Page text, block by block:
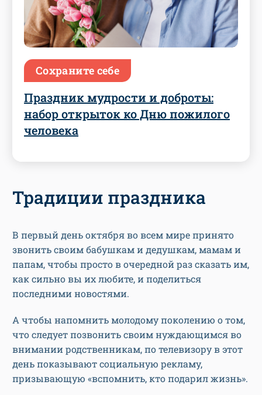
Сохраните себе
Праздник мудрости и доброты:
набор открыток ко Дню пожилого
человека
Традиции праздника
В первый день октября во всем мире принято
звонить своим бабушкам и дедушкам, мамам и
папам, чтобы просто в очередной раз сказать им,
как сильно вы их любите, и поделиться
последними новостями.
А чтобы напомнить молодому поколению о том,
что следует позвонить своим нуждающимся во
внимании родственникам, по телевизору в этот
день показывают социальную рекламу,
призывающую «вспомнить, кто подарил жизнь».